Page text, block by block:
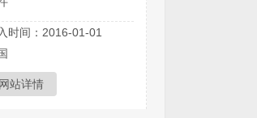
时间：2016-01-01
网站详情